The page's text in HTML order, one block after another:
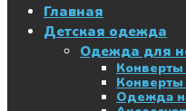
Главная
Детская одежда
Одежда для
Конверты
Одежда